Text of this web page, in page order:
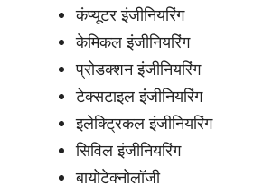
कंप्यूटर इंजीनियरिंग
केमिकल इंजीनियरिंग
प्रोडक्शन इंजीनियरिंग
टेक्सटाइल इंजीनियरिंग
इलेक्ट्रिकल इंजीनियरिंग
सिविल इंजीनियरिंग
बायोटेक्नोलॉजी